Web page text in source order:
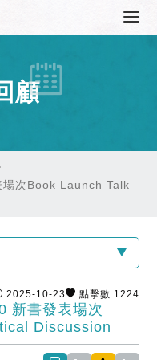
顧
場次Book Launch Talk
2025-10-23 點擊數:1224
新書發表場次
Discussion